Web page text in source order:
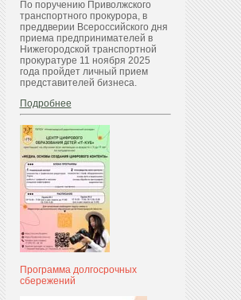
По поручению Приволжского
транспортного прокурора, в
преддверии Всероссийского дня
приема предпринимателей в
Нижегородской транспортной
прокуратуре 11 ноября 2025
года пройдет личный прием
представителей бизнеса.
Подробнее
Программа долгосрочных
сбережений